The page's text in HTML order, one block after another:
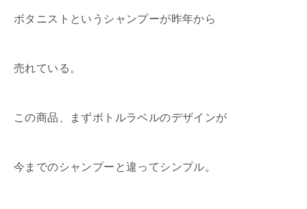
ボタニストというシャンプーが昨年から
売れている。
この商品、まずボトルラベルのデザインが
今までのシャンプーと違ってシンプル。